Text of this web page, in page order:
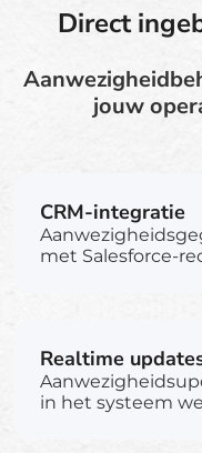
Direct
jouw
CRM-integratie
met Salesforce-
Realtime
in het systeem